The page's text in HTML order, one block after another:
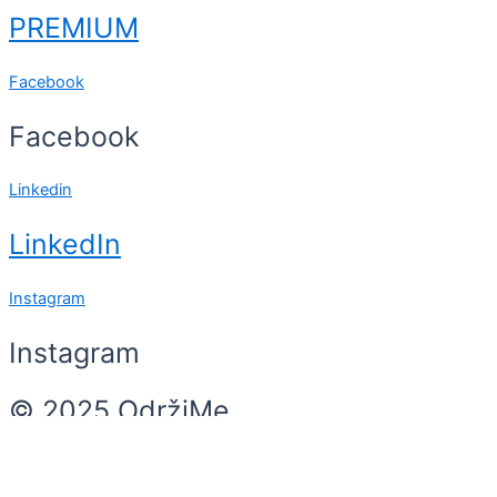
PREMIUM
Facebook
Facebook
Linkedin
LinkedIn
Instagram
Instagram
© 2025 OdržiMe